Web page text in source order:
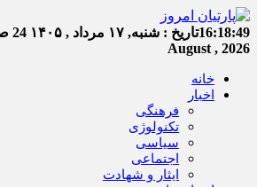
16:18:50تاریخ : شنبه, ۱۷ مرداد , ۱۴۰۵ 24 صفر 1448
August , 2026
خانه
اخبار
فرهنگی
تکنولوژی
سیاسی
اجتماعی
ایثار و شهادت